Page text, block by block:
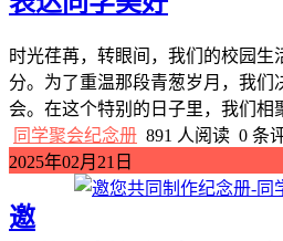
时光荏苒，转眼间，我们的校园生
分。为了重温那段青葱岁月，我们
会。在这个特别的日子里，我们相
同学聚会纪念册 891 人阅读 0 条
2025年02月21日
邀